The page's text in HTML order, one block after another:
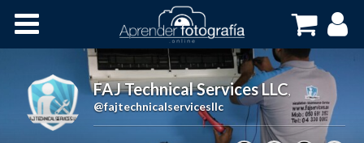
Cursos OnLine
FAJ Technical Services LLC,
@fajtechnicalservicesllc